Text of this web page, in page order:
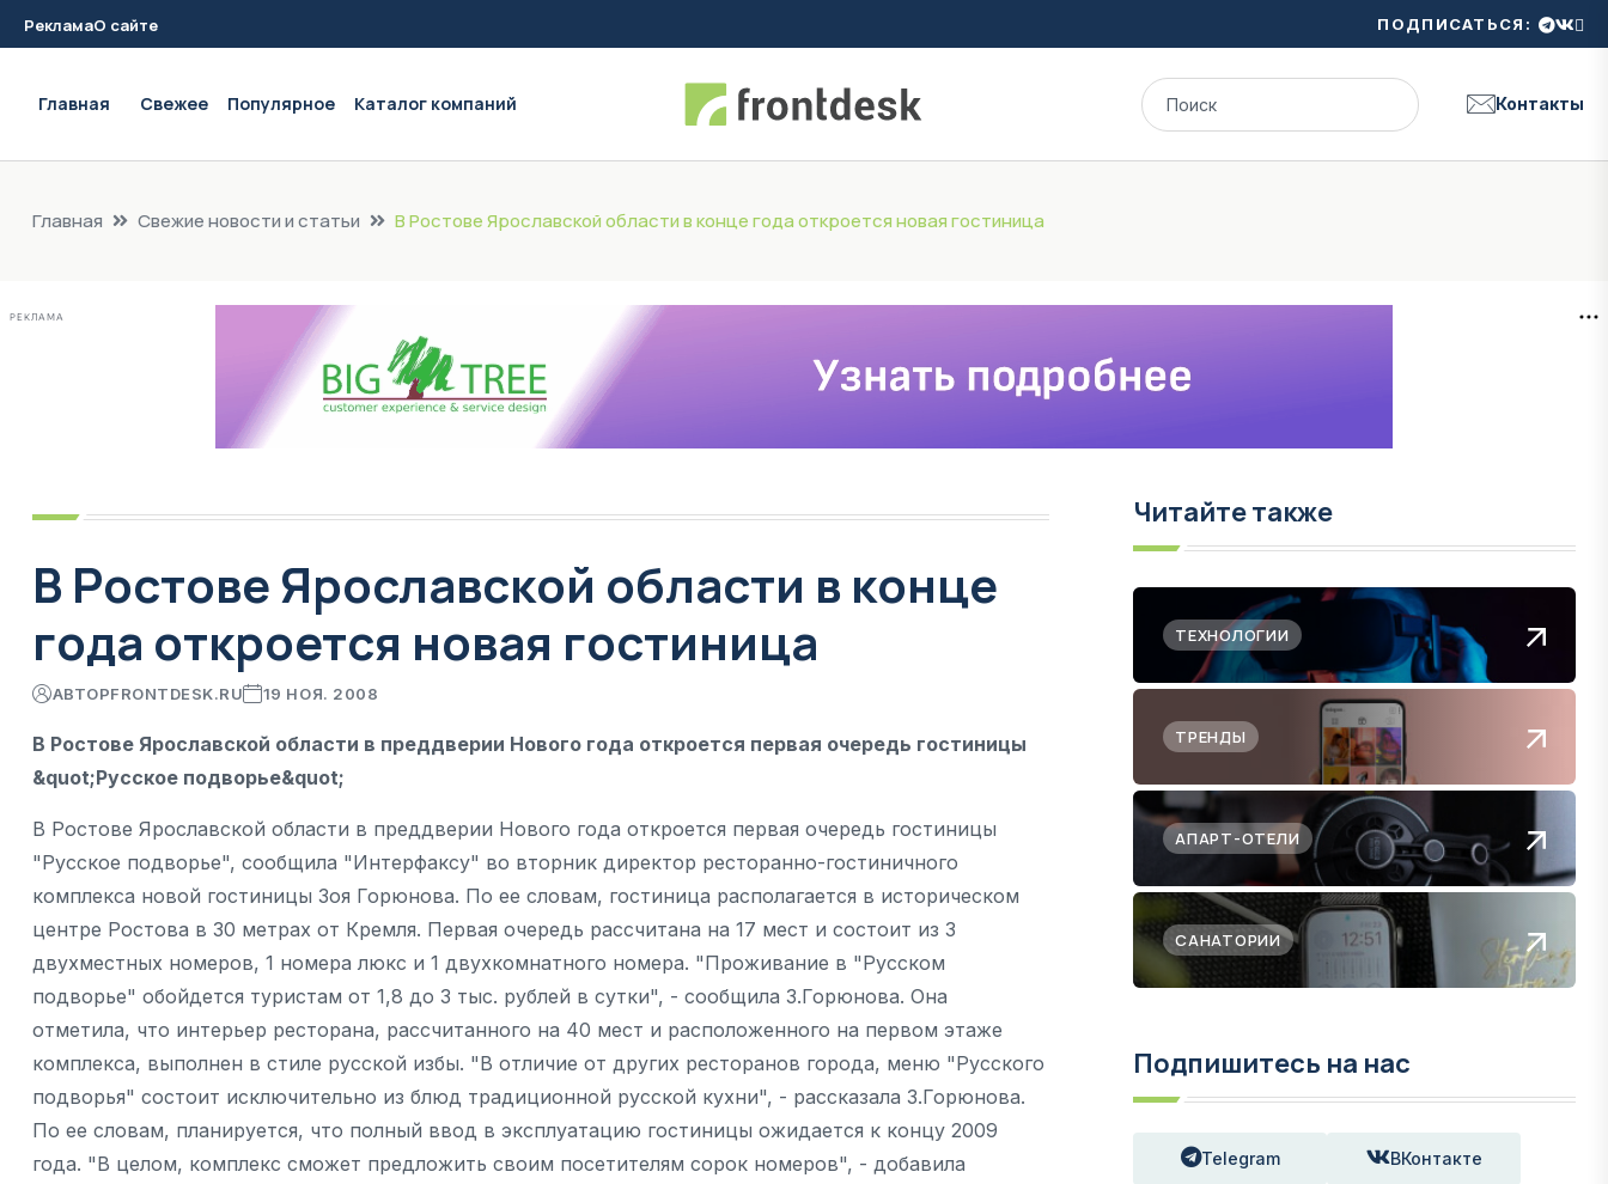
РекламаО сайте ПОДПИСАТЬСЯ:
Главная Свежее Популярное Каталог компаний Контакты
Главная Свежие новости и статьи В Ростове Ярославской области в конце года откроется новая гостиница
РЕКЛАМА
В Ростове Ярославской области в конце
года откроется новая гостиница
АВТОРFRONTDESK.RU 19 НОЯ. 2008
В Ростове Ярославской области в преддверии Нового года откроется первая очередь гостиницы
&quot;Русское подворье&quot;
В Ростове Ярославской области в преддверии Нового года откроется первая очередь гостиницы
"Русское подворье", сообщила "Интерфаксу" во вторник директор ресторанно-гостиничного
комплекса новой гостиницы Зоя Горюнова. По ее словам, гостиница располагается в историческом
центре Ростова в 30 метрах от Кремля. Первая очередь рассчитана на 17 мест и состоит из 3
двухместных номеров, 1 номера люкс и 1 двухкомнатного номера. "Проживание в "Русском
подворье" обойдется туристам от 1,8 до 3 тыс. рублей в сутки", - сообщила З.Горюнова. Она
отметила, что интерьер ресторана, рассчитанного на 40 мест и расположенного на первом этаже
комплекса, выполнен в стиле русской избы. "В отличие от других ресторанов города, меню "Русского
подворья" состоит исключительно из блюд традиционной русской кухни", - рассказала З.Горюнова.
По ее словам, планируется, что полный ввод в эксплуатацию гостиницы ожидается к концу 2009
года. "В целом, комплекс сможет предложить своим посетителям сорок номеров", - добавила
Читайте также
ТЕХНОЛОГИИ
ТРЕНДЫ
АПАРТ-ОТЕЛИ
САНАТОРИИ
Подпишитесь на нас
Telegram ВКонтакте